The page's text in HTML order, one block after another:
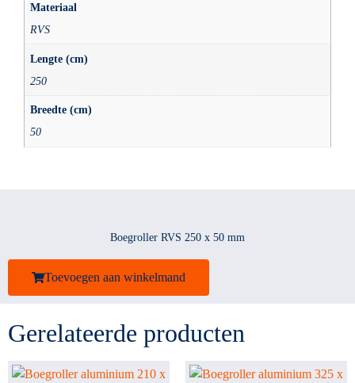
Materiaal
RVS
Lengte (cm)
250
Breedte (cm)
50
Boegroller RVS 250 x 50 mm
Toevoegen aan winkelmand
Gerelateerde producten